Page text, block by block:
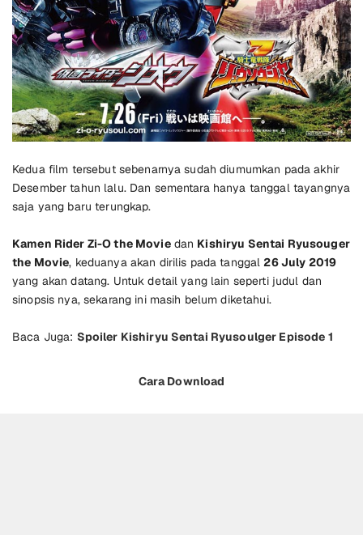
Kedua film tersebut sebenarnya sudah diumumkan pada akhir
Desember tahun lalu. Dan sementara hanya tanggal tayangnya
saja yang baru terungkap.
Kamen Rider Zi-O the Moviedan Kishiryu Sentai Ryusouger
the Movie, keduanya akan dirilis pada tanggal26 July 2019
yang akan datang. Untuk detail yang lain seperti judul dan
sinopsis nya, sekarang ini masih belum diketahui.
Baca Juga: Spoiler Kishiryu Sentai Ryusoulger Episode 1
Cara Download